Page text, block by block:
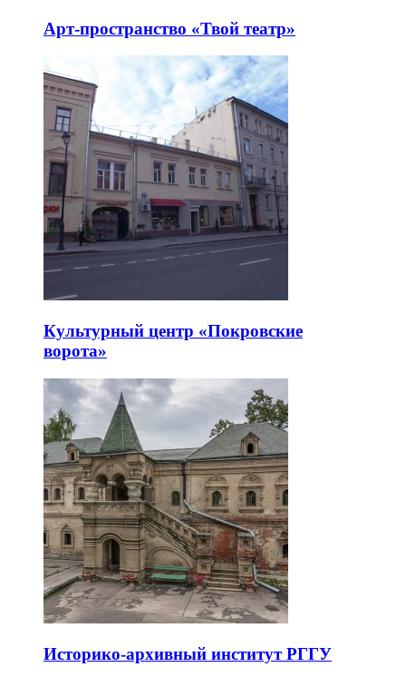
Арт-пространство «Твой театр»
Культурный центр «Покровские
ворота»
Историко-архивный институт РГГУ